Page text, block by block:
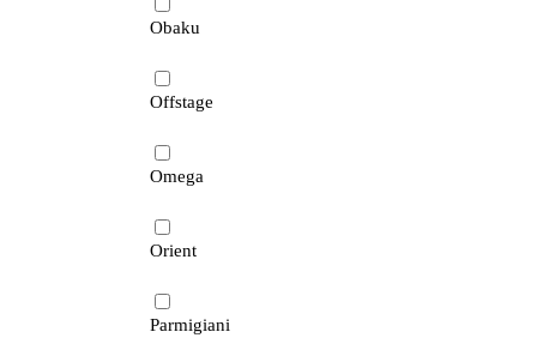
Obaku
Offstage
Omega
Orient
Parmigiani